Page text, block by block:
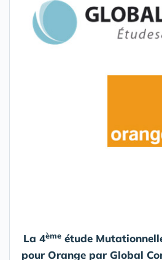
La 4èmeétude
pour Orange par Global